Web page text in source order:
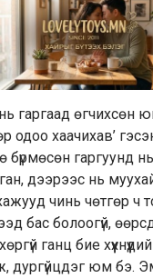
нь гаргаад өгчихсөн
одоо хаачихав’
бүрмөсөн гаргуунд
дээрээс нь
чинь чөтгөр ч
бас болоогүй,
ганц бие
дургүйцдэг юм бэ.